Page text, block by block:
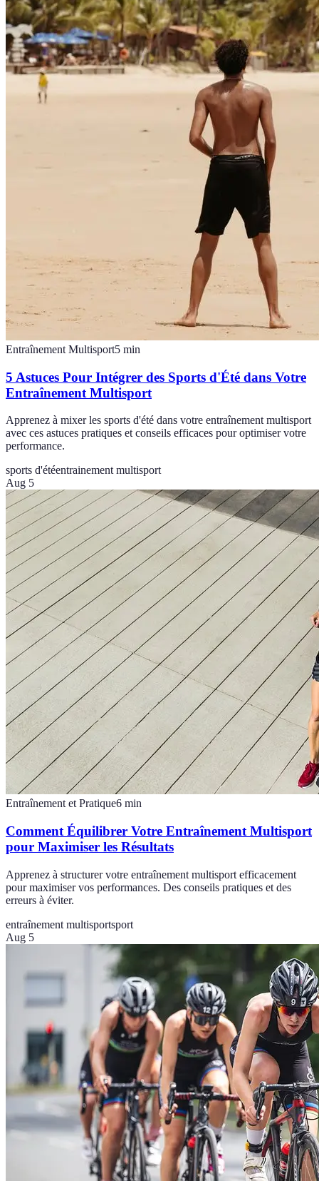
Entraînement Multisport5 min
5 Astuces Pour Intégrer des Sports d'Été dans Votre
Entraînement Multisport
Apprenez à mixer les sports d'été dans votre entraînement multisport
avec ces astuces pratiques et conseils efficaces pour optimiser votre
performance.
sports d'étéentrainement multisport
Aug 5
Entraînement et Pratique6 min
Comment Équilibrer Votre Entraînement Multisport
pour Maximiser les Résultats
Apprenez à structurer votre entraînement multisport efficacement
pour maximiser vos performances. Des conseils pratiques et des
erreurs à éviter.
entraînement multisportsport
Aug 5